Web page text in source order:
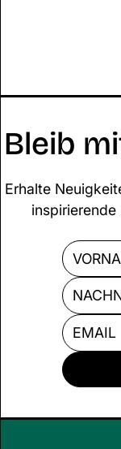
Während
Förderung
Bleib
Erhalte